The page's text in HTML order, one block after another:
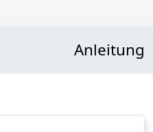
Anleitung